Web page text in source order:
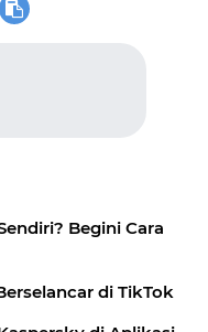
Begini Cara
di TikTok